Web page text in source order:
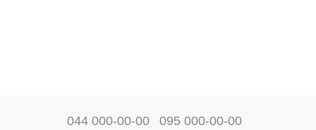
044 000-00-00 095 000-00-00